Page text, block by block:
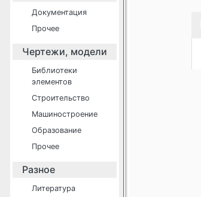
Документация
Прочее
Чертежи, модели
Библиотеки
элементов
Строительство
Машиностроение
Образование
Прочее
Разное
Литература